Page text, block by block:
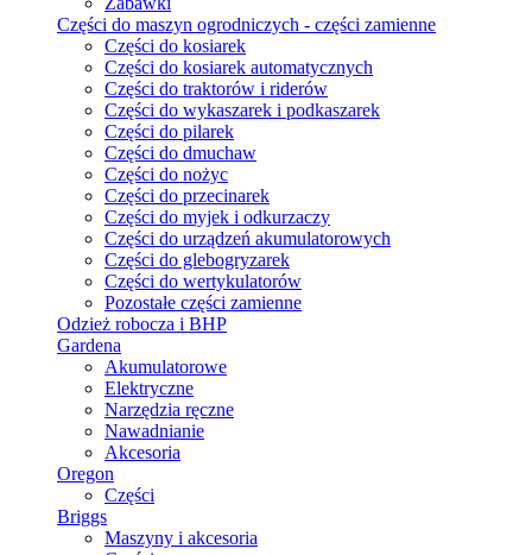
Części do maszyn ogrodniczych - części zamienne
Części do kosiarek
Części do kosiarek automatycznych
Części do traktorów i riderów
Części do wykaszarek i podkaszarek
Części do pilarek
Części do dmuchaw
Części do nożyc
Części do przecinarek
Części do myjek i odkurzaczy
Części do urządzeń akumulatorowych
Części do glebogryzarek
Części do wertykulatorów
Pozostałe części zamienne
Odzież robocza i BHP
Gardena
Akumulatorowe
Elektryczne
Narzędzia ręczne
Nawadnianie
Akcesoria
Oregon
Części
Briggs
Maszyny i akcesoria